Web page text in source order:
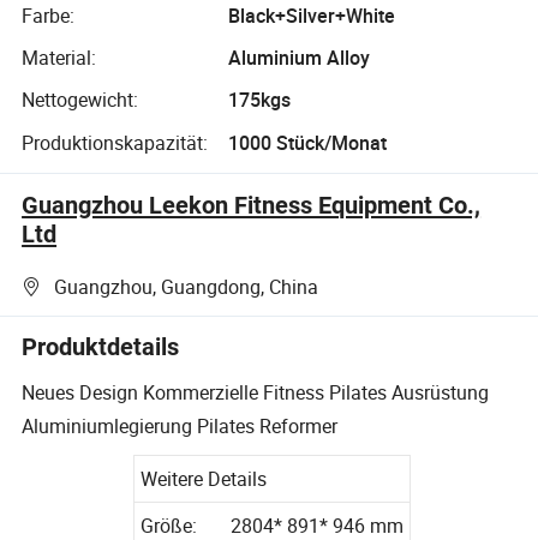
Farbe:
Black+Silver+White
Material:
Aluminium Alloy
Nettogewicht:
175kgs
Produktionskapazität:
1000 Stück/Monat
Guangzhou Leekon Fitness Equipment Co.,
Ltd
Guangzhou, Guangdong, China
Produktdetails
Neues Design Kommerzielle Fitness Pilates Ausrüstung
Aluminiumlegierung Pilates Reformer
Weitere Details
Größe: 2804* 891* 946 mm